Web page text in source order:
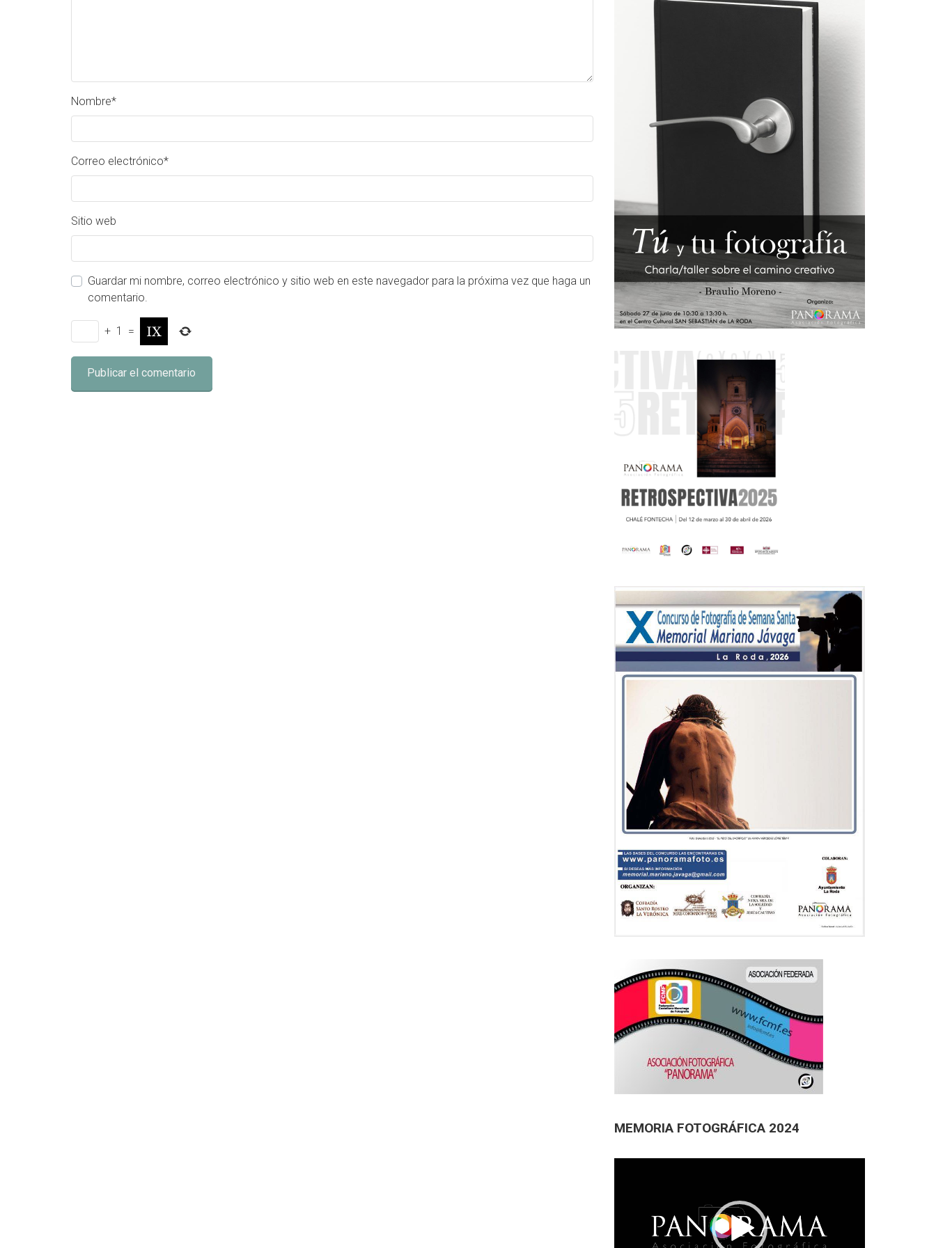
Nombre*
Correo electrónico*
Sitio web
Guardar mi nombre, correo electrónico y sitio web en este navegador para la próxima vez que haga un
comentario.
+ 1 =
MEMORIA FOTOGRÁFICA 2024